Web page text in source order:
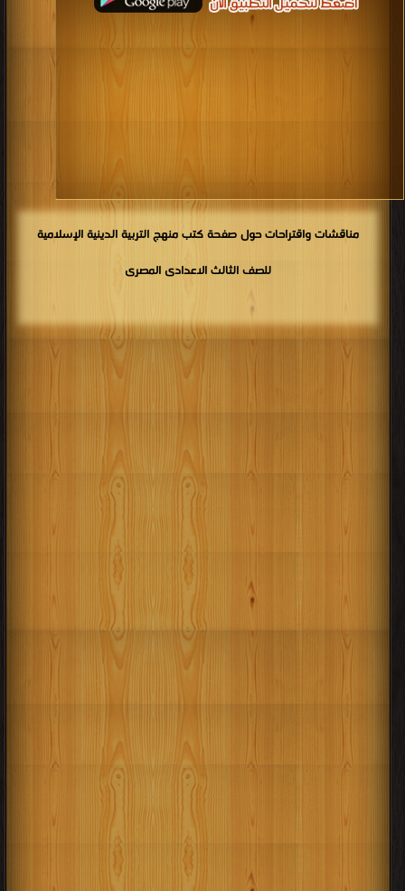
مناقشات واقتراحات حول صفحة كتب منهج التربية الدينية الإسلامية
للصف الثالث الاعدادى المصرى